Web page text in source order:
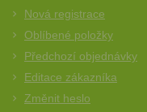
Nová registrace
Oblíbené položky
Předchozí objednávky
Editace zákazníka
Změnit heslo